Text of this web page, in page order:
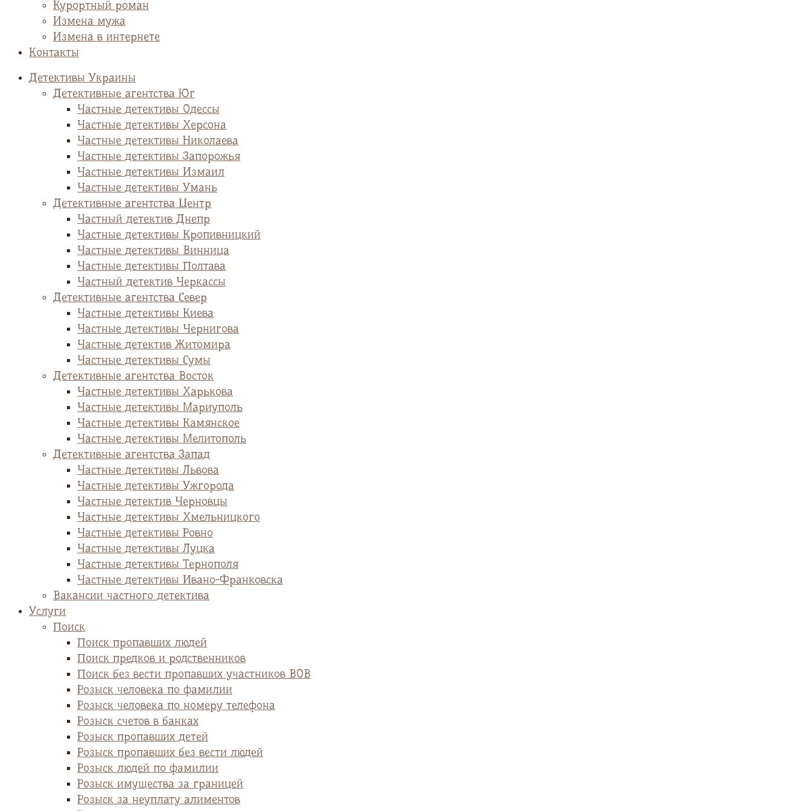
Курортный роман
Измена мужа
Измена в интернете
Контакты
Детективы Украины
Детективные агентства Юг
Частные детективы Одессы
Частные детективы Херсона
Частные детективы Николаева
Частные детективы Запорожья
Частные детективы Измаил
Частные детективы Умань
Детективные агентства Центр
Частный детектив Днепр
Частные детективы Кропивницкий
Частные детективы Винница
Частные детективы Полтава
Частный детектив Черкассы
Детективные агентства Север
Частные детективы Киева
Частные детективы Чернигова
Частные детектив Житомира
Частные детективы Сумы
Детективные агентства Восток
Частные детективы Харькова
Частные детективы Мариуполь
Частные детективы Камянское
Частные детективы Мелитополь
Детективные агентства Запад
Частные детективы Львова
Частные детективы Ужгорода
Частные детектив Черновцы
Частные детективы Хмельницкого
Частные детективы Ровно
Частные детективы Луцка
Частные детективы Тернополя
Частные детективы Ивано-Франковска
Вакансии частного детектива
Услуги
Поиск
Поиск пропавших людей
Поиск предков и родственников
Поиск без вести пропавших участников ВОВ
Розыск человека по фамилии
Розыск человека по номеру телефона
Розыск счетов в банках
Розыск пропавших детей
Розыск пропавших без вести людей
Розыск людей по фамилии
Розыск имущества за границей
Розыск за неуплату алиментов